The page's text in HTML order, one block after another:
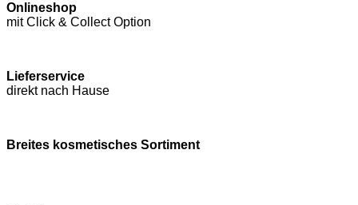
Onlineshop
mit Click & Collect Option
Lieferservice
direkt nach Hause
Breites kosmetisches Sortiment